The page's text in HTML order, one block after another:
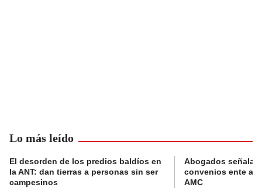
Lo más leído
El desorden de los predios baldíos en
la ANT: dan tierras a personas sin ser
campesinos
Abogados
convenios ente
AMC